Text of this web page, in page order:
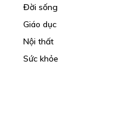
Đời sống
Giáo dục
Nội thất
Sức khỏe